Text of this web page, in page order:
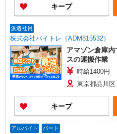
キープ
派遣社員
株式会社バイトレ（ADM815532）
アマゾン倉庫
スの運搬作業
時給1400円
東京都品川区
キープ
アルバイト パート